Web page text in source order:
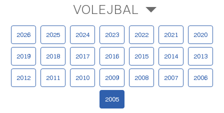
VOLEJBAL
2026 2025 2024 2023 2022 2021 2020
2019 2018 2017 2016 2015 2014 2013
2012 2011 2010 2009 2008 2007 2006
2005